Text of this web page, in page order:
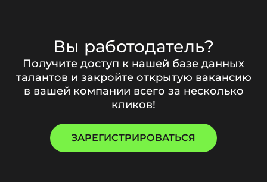
Вы работодатель?
Получите доступ к нашей базе данных
талантов и закройте открытую вакансию
в вашей компании всего за несколько
кликов!
ЗАРЕГИСТРИРОВАТЬСЯ